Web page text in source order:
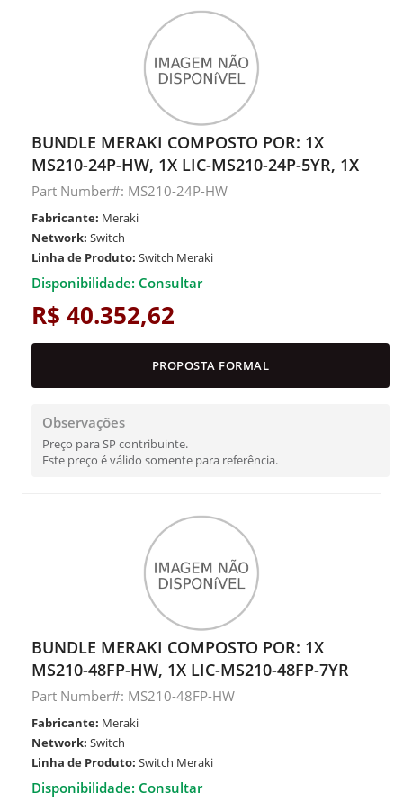
BUNDLE MERAKI COMPOSTO POR: 1X
MS210-24P-HW, 1X LIC-MS210-24P-5YR, 1X
Part Number#: MS210-24P-HW
Fabricante: Meraki
Network: Switch
Linha de Produto: Switch Meraki
Disponibilidade: Consultar
R$ 40.352,62
PROPOSTA FORMAL
Observações
Preço para SP contribuinte.
Este preço é válido somente para referência.
BUNDLE MERAKI COMPOSTO POR: 1X
MS210-48FP-HW, 1X LIC-MS210-48FP-7YR
Part Number#: MS210-48FP-HW
Fabricante: Meraki
Network: Switch
Linha de Produto: Switch Meraki
Disponibilidade: Consultar